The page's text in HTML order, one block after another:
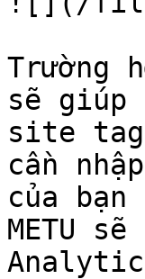
Trường
sẽ giúp
site
cần
của
METU